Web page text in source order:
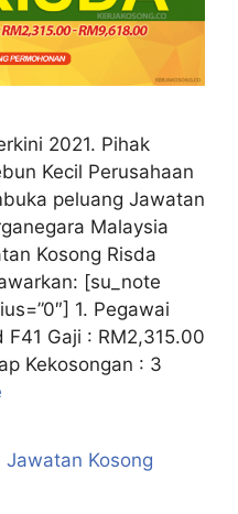
2021. Pihak
Kecil Perusahaan
peluang Jawatan
Malaysia
Kosong Risda
[su_note
1. Pegawai
Gaji : RM2,315.00
Kekosongan : 3
Jawatan Kosong